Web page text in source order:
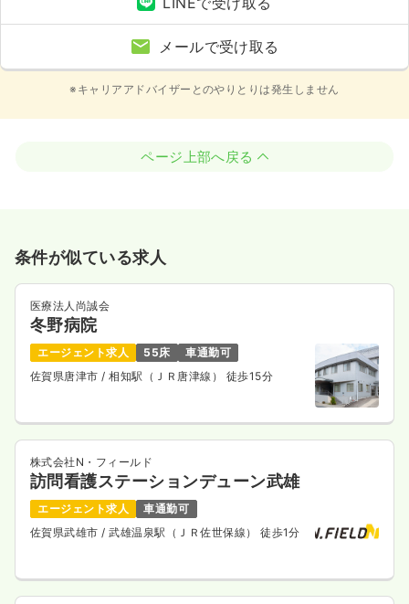
メールで受け取る
※キャリアアドバイザーとのやりとりは発生しません
ページ上部へ戻る
条件が似ている求人
医療法人尚誠会
冬野病院
エージェント求人 55床
車通勤可
佐賀県唐津市 / 相知駅（ＪＲ唐津線） 徒歩15分
株式会社N・フィールド
訪問看護ステーションデューン武雄
エージェント求人
車通勤可
佐賀県武雄市 / 武雄温泉駅（ＪＲ佐世保線） 徒歩1分